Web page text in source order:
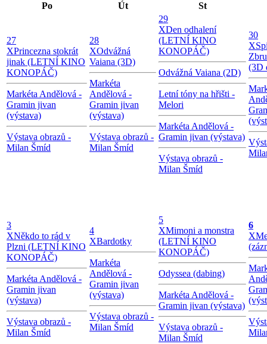
Po Út St
27
XPrincezna stokrát
jinak (LETNÍ KINO
KONOPÁČ)
Markéta Andělová -
Gramin jivan
(výstava)
Výstava obrazů -
Milan Šmíd
28
XOdvážná
Vaiana (3D)
Markéta
Andělová -
Gramin jivan
(výstava)
Výstava obrazů -
Milan Šmíd
29
XDen odhalení
(LETNÍ KINO
KONOPÁČ)
Odvážná Vaiana (2D)
Letní tóny na hřišti -
Melori
Markéta Andělová -
Gramin jivan (výstava)
Výstava obrazů -
Milan Šmíd
30
X
(3D
3
XNěkdo to rád v
Plzni (LETNÍ KINO
KONOPÁČ)
Markéta Andělová -
Gramin jivan
(výstava)
Výstava obrazů -
Milan Šmíd
4
XBardotky
Markéta
Andělová -
Gramin jivan
(výstava)
Výstava obrazů -
Milan Šmíd
5
XMimoni a monstra
(LETNÍ KINO
KONOPÁČ)
Odyssea (dabing)
Markéta Andělová -
Gramin jivan (výstava)
Výstava obrazů -
Milan Šmíd
6
X